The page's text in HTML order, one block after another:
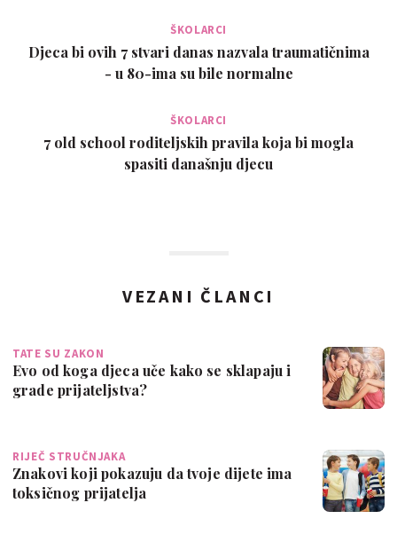
ŠKOLARCI
Djeca bi ovih 7 stvari danas nazvala traumatičnima
- u 80-ima su bile normalne
ŠKOLARCI
7 old school roditeljskih pravila koja bi mogla
spasiti današnju djecu
VEZANI ČLANCI
TATE SU ZAKON
Evo od koga djeca uče kako se sklapaju i
grade prijateljstva?
RIJEČ STRUČNJAKA
Znakovi koji pokazuju da tvoje dijete ima
toksičnog prijatelja